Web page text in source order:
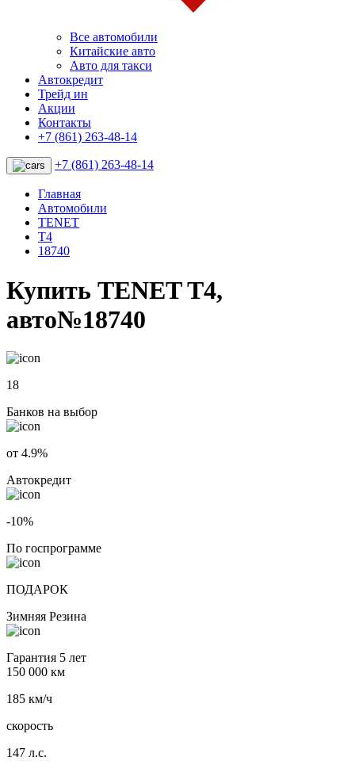
Все автомобили
Китайские авто
Авто для такси
Автокредит
Трейд ин
Акции
Контакты
+7 (861) 263-48-14
+7 (861) 263-48-14
Главная
Автомобили
TENET
T4
18740
Купить TENET T4,
авто№18740
18
Банков на выбор
от 4.9%
Автокредит
-10%
По госпрограмме
ПОДАРОК
Зимняя Резина
Гарантия 5 лет
150 000 км
185 км/ч
скорость
147 л.с.